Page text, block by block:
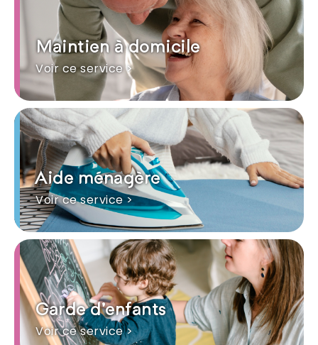
Maintien à domicile
Voir ce service >
Aide ménagère
Voir ce service >
Garde d'enfants
Voir ce service >